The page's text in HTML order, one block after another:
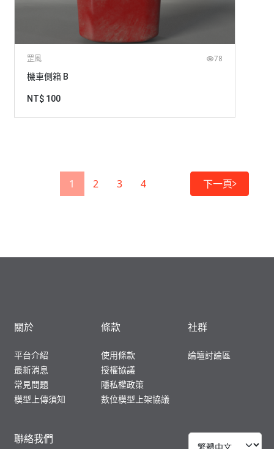
罡風 78
機車側箱 B
NT$ 100
1 2 3 4 下一頁
關於
平台介紹
最新消息
常見問題
模型上傳須知
條款
使用條款
授權協議
隱私權政策
數位模型上架協議
社群
論壇討論區
聯絡我們